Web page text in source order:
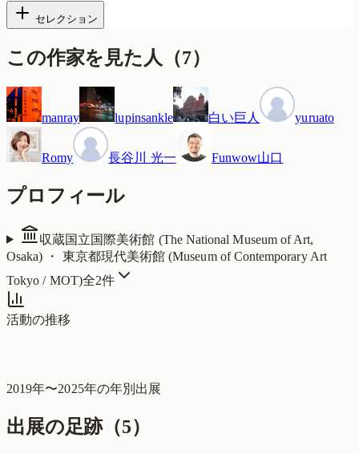
セレクション
この作家を見た人 （7）
manray lupinsankle 白い巨人 yuruato
Romy 長谷川 光一 Funwow山口
プロフィール
収蔵国立国際美術館 (The National Museum of Art,
Osaka) ・ 東京都現代美術館 (Museum of Contemporary Art
Tokyo / MOT)全2件
活動の推移
2019年〜2025年の年別出展
出展の足跡（5）